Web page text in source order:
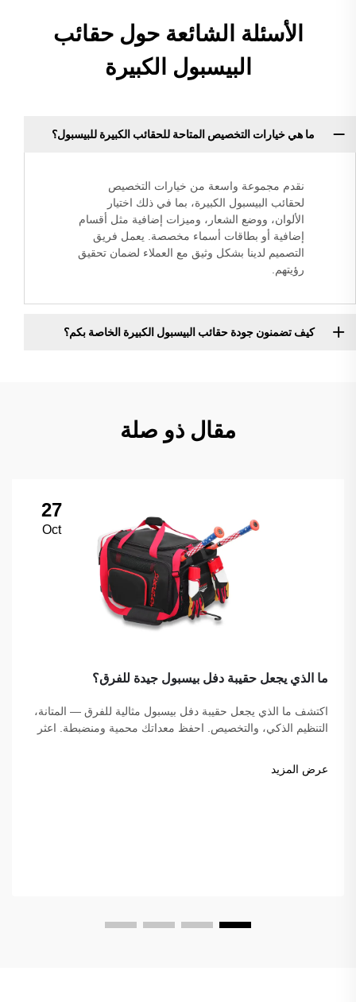
الأسئلة الشائعة حول حقائب
البيسبول الكبيرة
ما هي خيارات التخصيص المتاحة للحقائب الكبيرة للبيسبول؟
نقدم مجموعة واسعة من خيارات التخصيص
لحقائب البيسبول الكبيرة، بما في ذلك اختيار
الألوان، ووضع الشعار، وميزات إضافية مثل أقسام
إضافية أو بطاقات أسماء مخصصة. يعمل فريق
التصميم لدينا بشكل وثيق مع العملاء لضمان تحقيق
رؤيتهم.
كيف تضمنون جودة حقائب البيسبول الكبيرة الخاصة بكم؟
مقال ذو صلة
27
Oct
ما الذي يجعل حقيبة دفل بيسبول جيدة للفرق؟
اكتشف ما الذي يجعل حقيبة دفل بيسبول مثالية للفرق — المتانة،
التنظيم الذكي، والتخصيص. احفظ معداتك محمية ومنضبطة. اعثر
عرض المزيد